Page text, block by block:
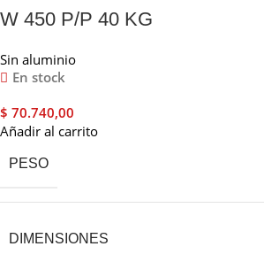
W 450 P/P 40 KG
Sin aluminio
En stock
$ 70.740,00
Añadir al carrito
PESO
DIMENSIONES